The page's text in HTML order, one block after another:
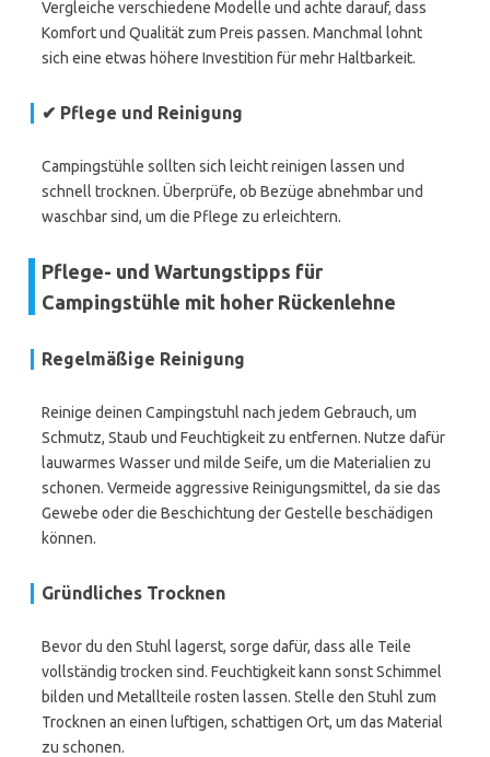
Vergleiche verschiedene Modelle und achte darauf, dass
Komfort und Qualität zum Preis passen. Manchmal lohnt
sich eine etwas höhere Investition für mehr Haltbarkeit.
✔ Pflege und Reinigung
Campingstühle sollten sich leicht reinigen lassen und
schnell trocknen. Überprüfe, ob Bezüge abnehmbar und
waschbar sind, um die Pflege zu erleichtern.
Pflege- und Wartungstipps für
Campingstühle mit hoher Rückenlehne
Regelmäßige Reinigung
Reinige deinen Campingstuhl nach jedem Gebrauch, um
Schmutz, Staub und Feuchtigkeit zu entfernen. Nutze dafür
lauwarmes Wasser und milde Seife, um die Materialien zu
schonen. Vermeide aggressive Reinigungsmittel, da sie das
Gewebe oder die Beschichtung der Gestelle beschädigen
können.
Gründliches Trocknen
Bevor du den Stuhl lagerst, sorge dafür, dass alle Teile
vollständig trocken sind. Feuchtigkeit kann sonst Schimmel
bilden und Metallteile rosten lassen. Stelle den Stuhl zum
Trocknen an einen luftigen, schattigen Ort, um das Material
zu schonen.